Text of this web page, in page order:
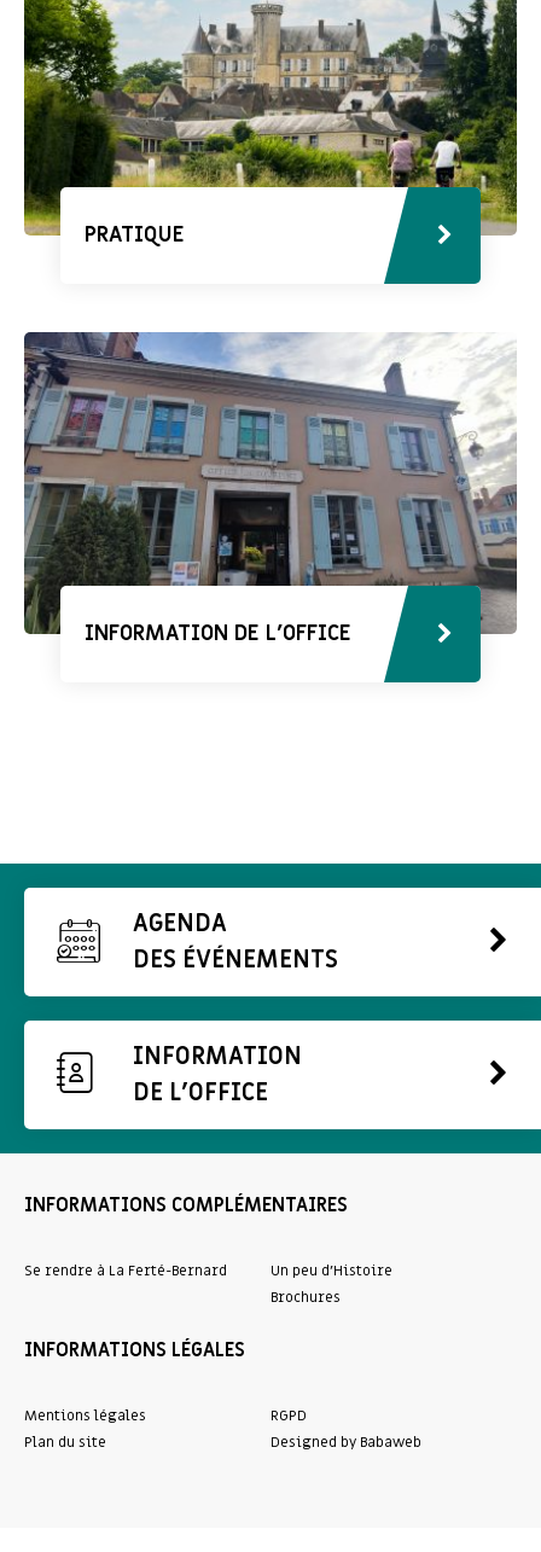
PRATIQUE
INFORMATION DE L'OFFICE
AGENDA
DES ÉVÉNEMENTS
INFORMATION
DE L'OFFICE
INFORMATIONS COMPLÉMENTAIRES
Se rendre à La Ferté-Bernard
Un peu d’Histoire
Brochures
INFORMATIONS LÉGALES
Mentions légales
Plan du site
RGPD
Designed by Babaweb